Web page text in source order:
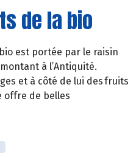
de la bio
est portée par le raisin
à l’Antiquité.
et à côté de lui des fruits
offre de belles